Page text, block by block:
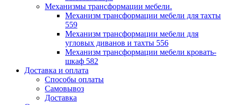
Механизмы трансформации мебели.
Механизм трансформации мебели для тахты
559
Механизм трансформации мебели для
угловых диванов и тахты 556
Механизм трансформации мебели кровать-
шкаф 582
Доставка и оплата
Способы оплаты
Самовывоз
Доставка